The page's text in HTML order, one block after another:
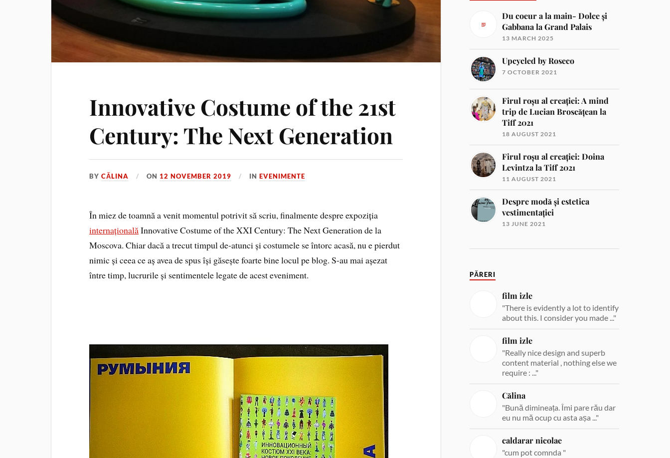
Innovative Costume of the 21st
Century: The Next Generation
BYCĂLINA ON 12 NOVEMBER 2019 INEVENIMENTE
În miez de toamnă a venit momentul potrivit să scriu, finalmente despre expoziția
internaționalăInnovative Costume of the XXI Century: The Next Generation de la
Moscova. Chiar dacă a trecut timpul de-atunci și costumele se întorc acasă, nu e pierdut
nimic și ceea ce aș avea de spus își găsește foarte bine locul pe blog. S-au mai așezat
între timp, lucrurile și sentimentele legate de acest eveniment.
Du coeur a la main- Dolce și
Gabbana la Grand Palais
13 MARCH 2025
Upcycled by Roseco
7 OCTOBER 2021
Firul roșu al creației: A mind
trip de Lucian Broscățean la
Tiff 2021
18 AUGUST 2021
Firul roșu al creației: Doina
Levintza la Tiff 2021
11 AUGUST 2021
Despre modă și estetica
vestimentației
13 JUNE 2021
PĂRERI
film izle
"There is evidently a lot to identify
about this. I consider you made ..."
film izle
"Really nice design and superb
content material , nothing else we
require : ..."
Călina
"Bună dimineața. Îmi pare rău dar
eu nu mă ocup cu asta așa ..."
caldarar nicolae
"cum pot comnda "